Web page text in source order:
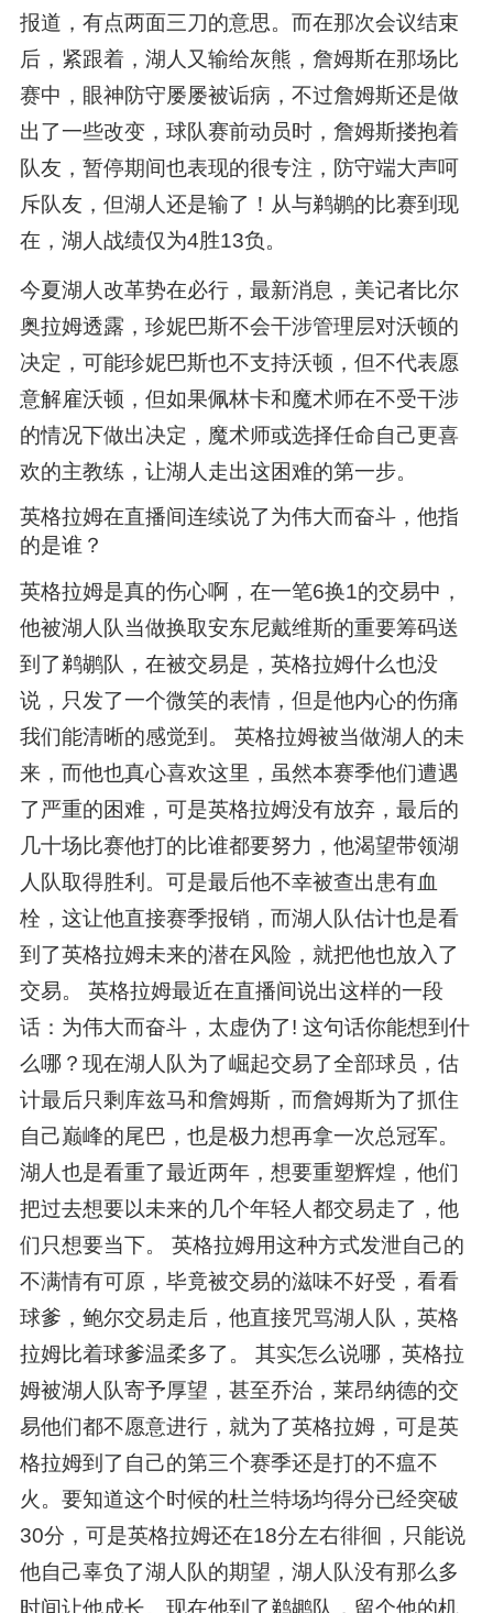
报道，有点两面三刀的意思。而在那次会议结束
后，紧跟着，湖人又输给灰熊，詹姆斯在那场比
赛中，眼神防守屡屡被诟病，不过詹姆斯还是做
出了一些改变，球队赛前动员时，詹姆斯搂抱着
队友，暂停期间也表现的很专注，防守端大声呵
斥队友，但湖人还是输了！从与鹈鹕的比赛到现
在，湖人战绩仅为4胜13负。
今夏湖人改革势在必行，最新消息，美记者比尔
奥拉姆透露，珍妮巴斯不会干涉管理层对沃顿的
决定，可能珍妮巴斯也不支持沃顿，但不代表愿
意解雇沃顿，但如果佩林卡和魔术师在不受干涉
的情况下做出决定，魔术师或选择任命自己更喜
欢的主教练，让湖人走出这困难的第一步。
英格拉姆在直播间连续说了为伟大而奋斗，他指
的是谁？
英格拉姆是真的伤心啊，在一笔6换1的交易中，
他被湖人队当做换取安东尼戴维斯的重要筹码送
到了鹈鹕队，在被交易是，英格拉姆什么也没
说，只发了一个微笑的表情，但是他内心的伤痛
我们能清晰的感觉到。 英格拉姆被当做湖人的未
来，而他也真心喜欢这里，虽然本赛季他们遭遇
了严重的困难，可是英格拉姆没有放弃，最后的
几十场比赛他打的比谁都要努力，他渴望带领湖
人队取得胜利。可是最后他不幸被查出患有血
栓，这让他直接赛季报销，而湖人队估计也是看
到了英格拉姆未来的潜在风险，就把他也放入了
交易。 英格拉姆最近在直播间说出这样的一段
话：为伟大而奋斗，太虚伪了! 这句话你能想到什
么哪？现在湖人队为了崛起交易了全部球员，估
计最后只剩库兹马和詹姆斯，而詹姆斯为了抓住
自己巅峰的尾巴，也是极力想再拿一次总冠军。
湖人也是看重了最近两年，想要重塑辉煌，他们
把过去想要以未来的几个年轻人都交易走了，他
们只想要当下。 英格拉姆用这种方式发泄自己的
不满情有可原，毕竟被交易的滋味不好受，看看
球爹，鲍尔交易走后，他直接咒骂湖人队，英格
拉姆比着球爹温柔多了。 其实怎么说哪，英格拉
姆被湖人队寄予厚望，甚至乔治，莱昂纳德的交
易他们都不愿意进行，就为了英格拉姆，可是英
格拉姆到了自己的第三个赛季还是打的不瘟不
火。要知道这个时候的杜兰特场均得分已经突破
30分，可是英格拉姆还在18分左右徘徊，只能说
他自己辜负了湖人队的期望，湖人队没有那么多
时间让他成长。现在他到了鹈鹕队，留个他的机